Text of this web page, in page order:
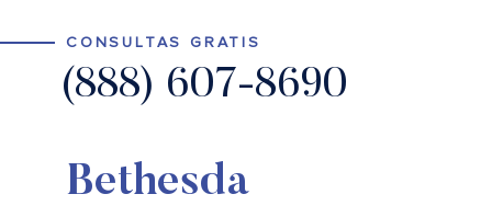
CONSULTAS GRATIS
(888) 607-8690
Bethesda